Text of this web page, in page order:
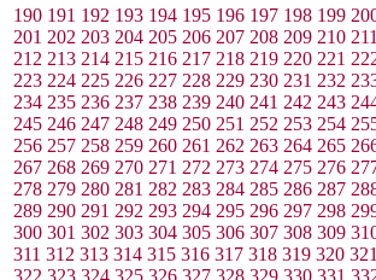
190 191 192 193 194 195 196 197 198 199
201 202 203 204 205 206 207 208 209 210
212 213 214 215 216 217 218 219 220 221
223 224 225 226 227 228 229 230 231 232
234 235 236 237 238 239 240 241 242 243
245 246 247 248 249 250 251 252 253 254
256 257 258 259 260 261 262 263 264 265
267 268 269 270 271 272 273 274 275 276
278 279 280 281 282 283 284 285 286 287
289 290 291 292 293 294 295 296 297 298
300 301 302 303 304 305 306 307 308 309
311 312 313 314 315 316 317 318 319 320